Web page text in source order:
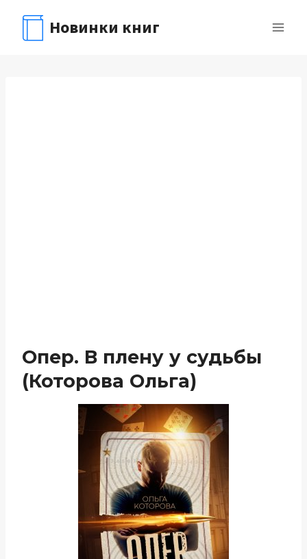
содержимому
Новинки книг
Опер. В плену у судьбы
(Которова Ольга)